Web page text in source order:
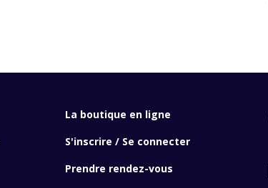
La boutique en ligne
S'inscrire / Se connecter
Prendre rendez-vous